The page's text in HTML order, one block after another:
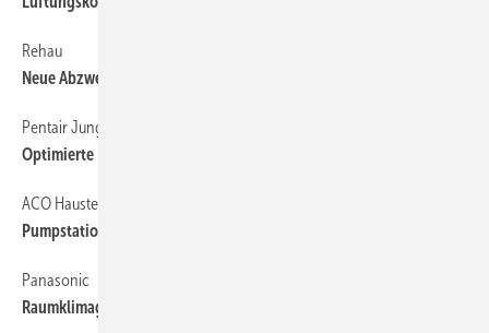
Rehau
Neue Abzweige für Abflusssystem
Pentair Jung Pumpen
Optimierte Fäkalienhebeanlage
ACO Haustechnik
Pumpstation im Baukastenprinzip
Panasonic
Raumklimagerät mit Luftreinigung